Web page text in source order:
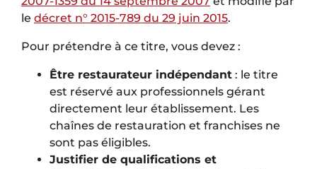
le décret n° 2015-789 du 29 juin 2015.
Pour prétendre à ce titre, vous devez :
Être restaurateur indépendant : le titre
est réservé aux professionnels gérant
directement leur établissement. Les
chaînes de restauration et franchises ne
sont pas éligibles.
Justifier de qualifications et